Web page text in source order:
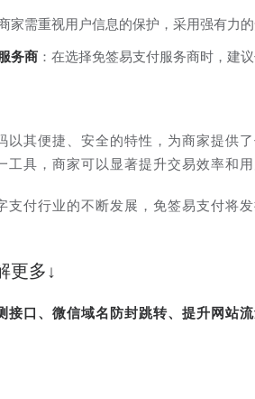
家需重视用户信息的保护，采用强有力
务商 ：在选择免签易支付服务商时，建
以其便捷、安全的特性，为商家提供
工具，商家可以显著提升交易效率和
支付行业的不断发展，免签易支付将
更多↓
接口、微信域名防封跳转、提升网站